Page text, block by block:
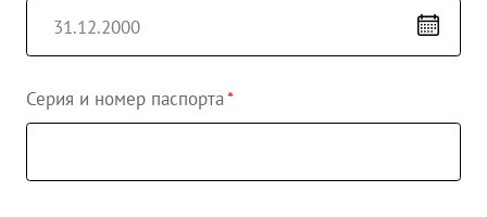
Серия и номер паспорта